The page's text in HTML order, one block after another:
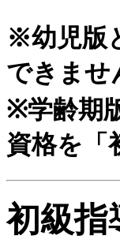
※幼児版
できませ
※学齢期
資格を「
初級指